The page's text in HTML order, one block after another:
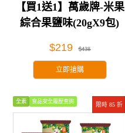
【買1送1】萬歲牌-米果
綜合果鹽味(20gX9包)
$219 $438
立即搶購
限時 85 折
全素 食品安全履歷查詢